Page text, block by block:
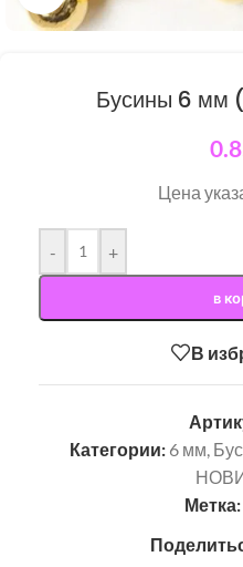
Бусины 6 мм
Цена
- +
в
В
Категории: 6 мм,
Метка: